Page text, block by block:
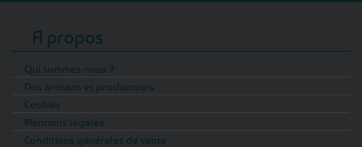
A propos
Qui sommes-nous ?
Nos artisans et producteurs
Cookies
Mentions légales
Conditions générales de vente